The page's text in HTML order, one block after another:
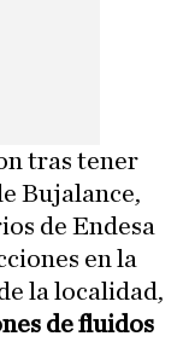
tras tener
Bujalance,
de Endesa
en la
la localidad,
de fluidos